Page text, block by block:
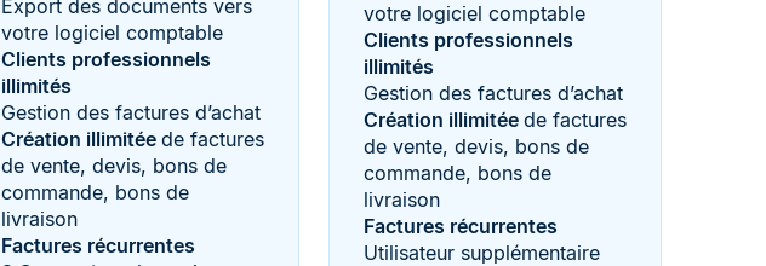
Export des documents vers
votre logiciel comptable
Clients professionnels
illimités
Gestion des factures d’achat
Création illimitée de factures
de vente, devis, bons de
commande, bons de
livraison
Factures récurrentes
votre logiciel comptable
Clients professionnels
illimités
Gestion des factures d’achat
Création illimitée de factures
de vente, devis, bons de
commande, bons de
livraison
Factures récurrentes
Utilisateur supplémentaire